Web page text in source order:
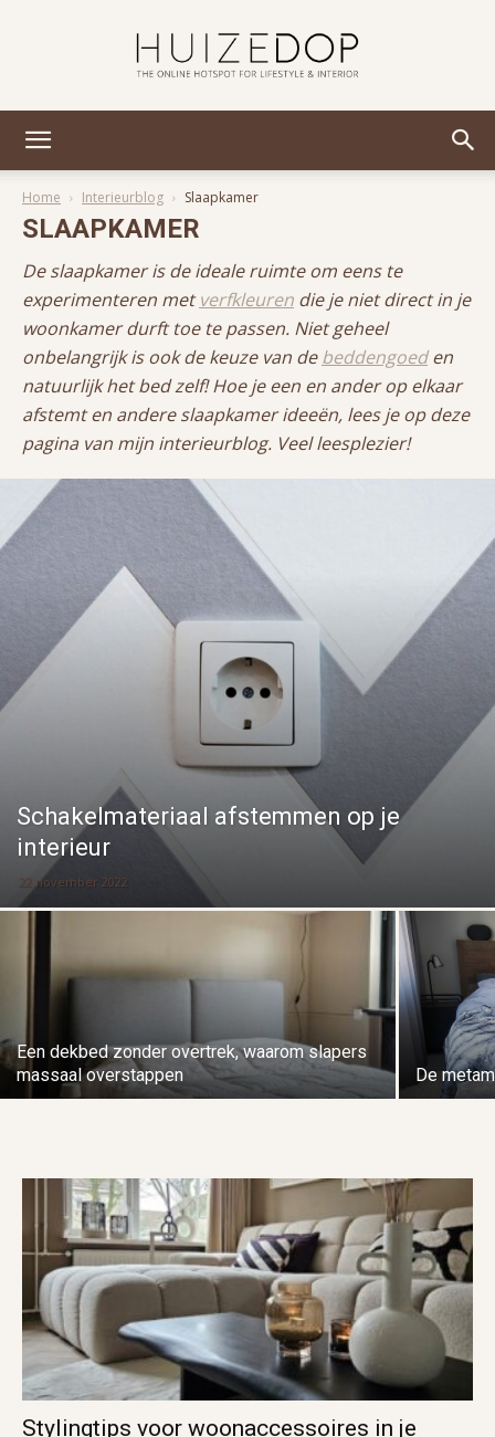
Home Interieurblog Slaapkamer
SLAAPKAMER
De slaapkamer is de ideale ruimte om eens te
experimenteren metverfkleuren die je niet direct in je
woonkamer durft toe te passen. Niet geheel
onbelangrijk is ook de keuze van debeddengoeden
natuurlijk het bed zelf! Hoe je een en ander op elkaar
afstemt en andere slaapkamer ideeën, lees je op deze
pagina van mijn interieurblog. Veel leesplezier!
Schakelmateriaal afstemmen op je
interieur
22 november 2022
Een dekbed zonder overtrek, waarom slapers
massaal overstappen
De
Stylingtips voor woonaccessoires in je